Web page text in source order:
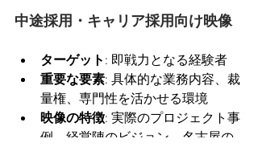
中途採用・キャリア採用向け映像
ターゲット : 即戦力となる経験者
重要な要素: 具体的な業務内容、裁
量権、専門性を活かせる環境
映像の特徴: 実際のプロジェクト事
例、経営陣のビジョン、名古屋の